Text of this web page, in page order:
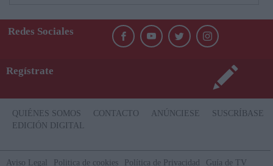
Redes Sociales
Regístrate
QUIÉNES SOMOS CONTACTO ANÚNCIESE
SUSCRÍBASE
EDICIÓN DIGITAL
Aviso Legal Politica de cookies Política de Privacidad Guía de TV